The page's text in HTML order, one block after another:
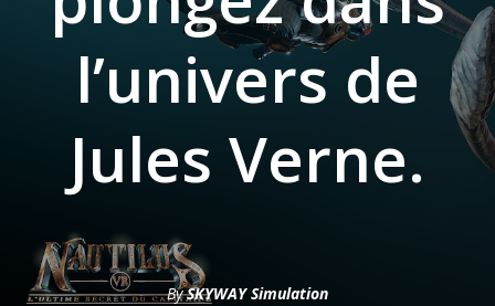
l’univers de
Jules Verne.
BySKYWAY Simulation